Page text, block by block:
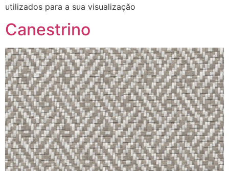
utilizados para a sua visualização
Canestrino